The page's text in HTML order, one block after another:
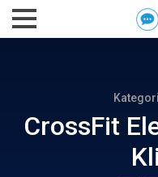
CrossFit